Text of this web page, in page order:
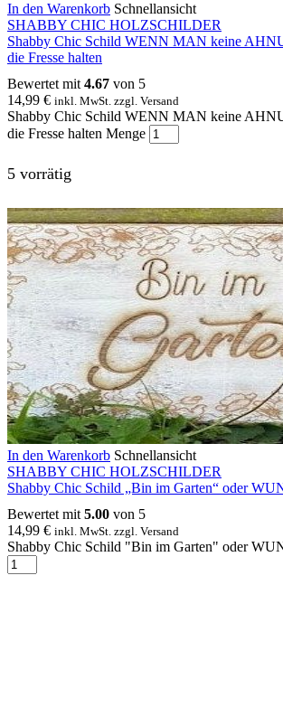
In den Warenkorb Schnellansicht
SHABBY CHIC HOLZSCHILDER
Shabby Chic Schild WENN MAN keine
die Fresse halten
Bewertet mit4.67 von 5
14,99 € inkl. MwSt. zzgl. Versand
Shabby Chic Schild WENN MAN keine
die Fresse halten Menge
5 vorrätig
In den Warenkorb Schnellansicht
SHABBY CHIC HOLZSCHILDER
Shabby Chic Schild „Bin im Garten“ oder
Bewertet mit 5.00 von 5
14,99 € inkl. MwSt. zzgl. Versand
Shabby Chic Schild "Bin im Garten" oder